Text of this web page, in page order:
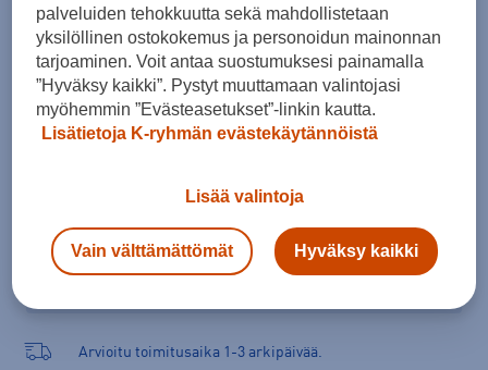
Lisää ostoskoriin
Valitse koko nähdäksesi myymäläsaatavuuden.
Arvioitu toimitusaika 1-3 arkipäivää.
palveluiden tehokkuutta sekä mahdollistetaan
yksilöllinen ostokokemus ja personoidun mainonnan
tarjoaminen. Voit antaa suostumuksesi painamalla
”Hyväksy kaikki”. Pystyt muuttamaan valintojasi
myöhemmin ”Evästeasetukset”-linkin kautta.
Lisätietoja K-ryhmän evästekäytännöistä
Lisää valintoja
Vain välttämättömät Hyväksy kaikki